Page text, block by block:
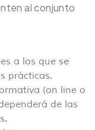
al conjunto
a los que se
prácticas.
(on line o
de las